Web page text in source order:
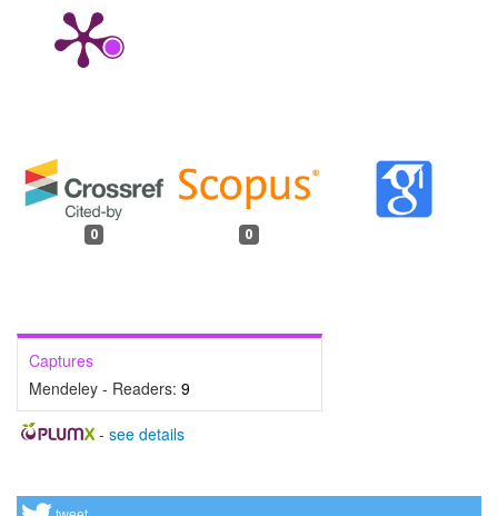
0 0
Captures
Mendeley - Readers: 9
- see details